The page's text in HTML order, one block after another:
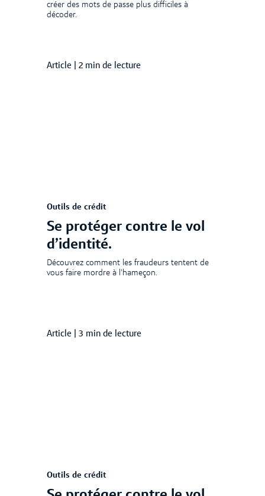
créer des mots de passe plus difficiles à
décoder.
Article 2 min de lecture
Outils de crédit
Se protéger contre le vol
d’identité.
Découvrez comment les fraudeurs tentent de
vous faire mordre à l'hameçon.
Article 3 min de lecture
Outils de crédit